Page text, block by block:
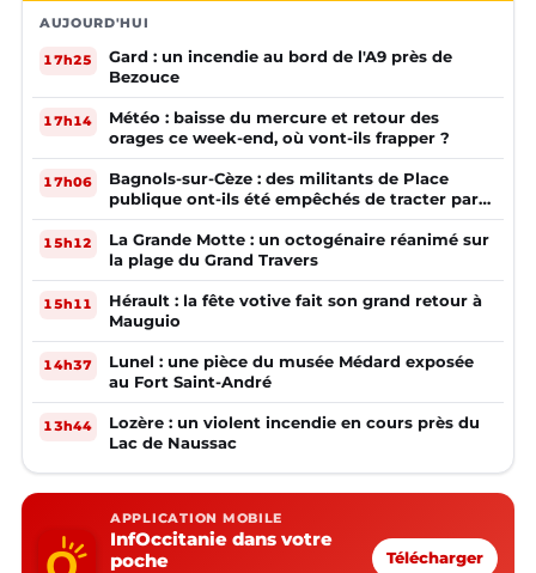
AUJOURD'HUI
17h25
Gard : un incendie au bord de l'A9 près de
Bezouce
17h14
Météo : baisse du mercure et retour des
orages ce week-end, où vont-ils frapper ?
17h06
Bagnols-sur-Cèze : des militants de Place
publique ont-ils été empêchés de tracter par
la mairie ?
15h12
La Grande Motte : un octogénaire réanimé sur
la plage du Grand Travers
15h11
Hérault : la fête votive fait son grand retour à
Mauguio
14h37
Lunel : une pièce du musée Médard exposée
au Fort Saint-André
13h44
Lozère : un violent incendie en cours près du
Lac de Naussac
APPLICATION MOBILE
InfOccitanie dans votre
poche
Télécharger